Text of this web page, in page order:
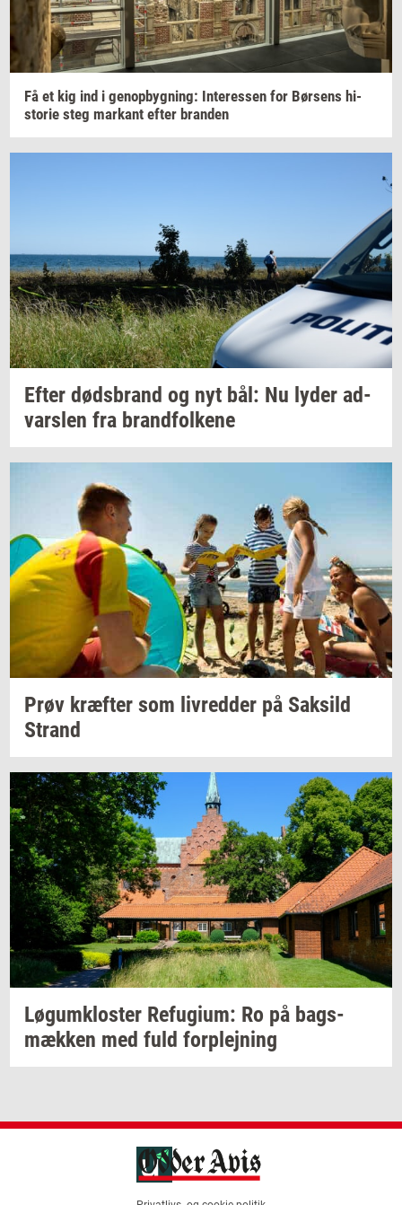
Få et kig ind i genop­byg­ning: In­ter­es­sen for Bør­sens hi­
sto­rie steg mar­kant efter bran­den
Efter døds­brand og nyt bål: Nu lyder ad­
vars­len fra brand­fol­ke­ne
Prøv kræf­ter som liv­red­der på Sak­sild
Strand
Løgum­klo­ster Re­fu­gi­um: Ro på bags­
mæk­ken med fuld for­plej­ning